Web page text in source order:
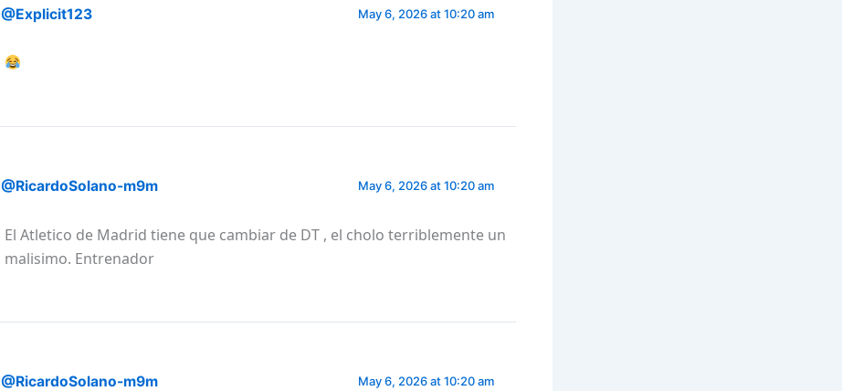
@Explicit123 May 6, 2026 at 10:20 am
@RicardoSolano-m9m May 6, 2026 at 10:20 am
El Atletico de Madrid tiene que cambiar de DT , el cholo terriblemente un
malisimo. Entrenador
@RicardoSolano-m9m May 6, 2026 at 10:20 am